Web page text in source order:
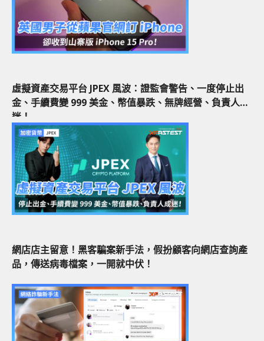
虛擬資產交易平台 JPEX 風波：證監會警告、一度停止出
金、手續費變 999 美金、幣值暴跌、無牌經營、負責人成
迷！
網店店主留意！黑客騙案新手法，假扮顧客向網店查詢產
品，傳送病毒檔案，一開就中伏！